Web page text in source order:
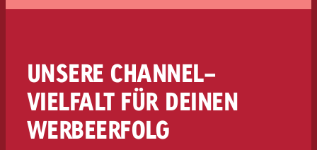
gemeinsam besprechen. So behältst du
Kommunikations- und Geschäftsziele zu
erreichen und nicht nur um reine
Medialeistungswerte.
UNSERE CHANNEL-
VIELFALT FÜR DEINEN
WERBEERFOLG